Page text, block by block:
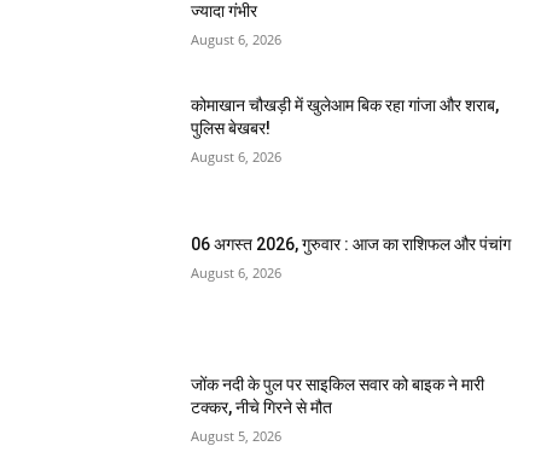
ज्यादा गंभीर
August 6, 2026
कोमाखान चौखड़ी में खुलेआम बिक रहा गांजा और शराब,
पुलिस बेखबर!
August 6, 2026
06 अगस्त 2026, गुरुवार : आज का राशिफल और पंचांग
August 6, 2026
जोंक नदी के पुल पर साइकिल सवार को बाइक ने मारी
टक्कर, नीचे गिरने से मौत
August 5, 2026